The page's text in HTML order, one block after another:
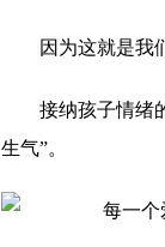
因为这就是我
接纳孩子情绪
生气”。